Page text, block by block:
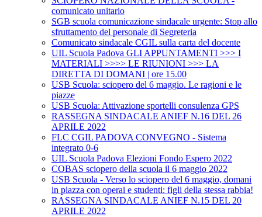
comunicato unitario
SGB scuola comunicazione sindacale urgente: Stop allo
sfruttamento del personale di Segreteria
Comunicato sindacale CGIL sulla carta del docente
UIL Scuola Padova GLI APPUNTAMENTI >>> I
MATERIALI >>>> LE RIUNIONI >>> LA
DIRETTA DI DOMANI | ore 15.00
USB Scuola: sciopero del 6 maggio. Le ragioni e le
piazze
USB Scuola: Attivazione sportelli consulenza GPS
RASSEGNA SINDACALE ANIEF N.16 DEL 26
APRILE 2022
FLC CGIL PADOVA CONVEGNO - Sistema
integrato 0-6
UIL Scuola Padova Elezioni Fondo Espero 2022
COBAS sciopero della scuola il 6 maggio 2022
USB Scuola - Verso lo sciopero del 6 maggio, domani
in piazza con operai e studenti: figli della stessa rabbia!
RASSEGNA SINDACALE ANIEF N.15 DEL 20
APRILE 2022